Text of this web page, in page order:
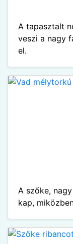
A tapasztalt
veszi a nagy
el.
A szőke,
kap,